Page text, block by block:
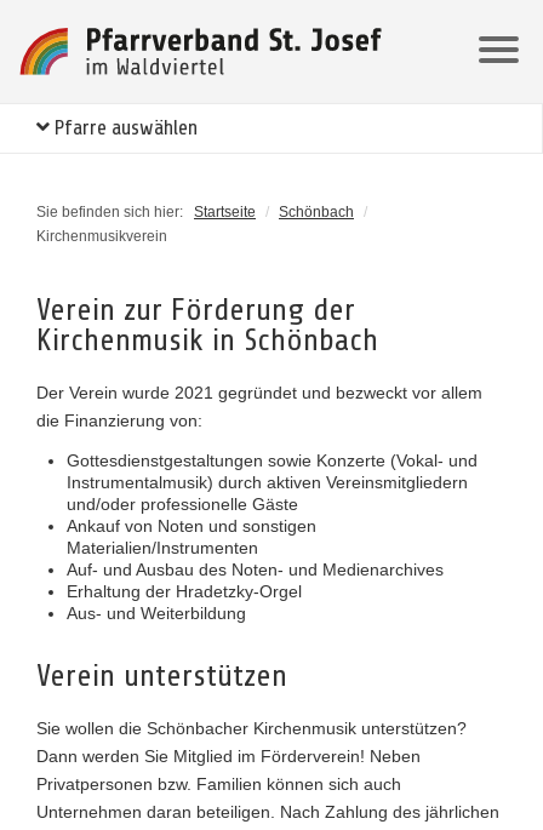
Pfarre auswählen
Sie befinden sich hier: Startseite / Schönbach
/
Kirchenmusikverein
Verein zur Förderung der
Kirchenmusik in Schönbach
Der Verein wurde 2021 gegründet und bezweckt vor allem
die Finanzierung von:
Gottesdienstgestaltungen sowie Konzerte (Vokal- und
Instrumentalmusik) durch aktiven Vereinsmitgliedern
und/oder professionelle Gäste
Ankauf von Noten und sonstigen
Materialien/Instrumenten
Auf- und Ausbau des Noten- und Medienarchives
Erhaltung der Hradetzky-Orgel
Aus- und Weiterbildung
Verein unterstützen
Sie wollen die Schönbacher Kirchenmusik unterstützen?
Dann werden Sie Mitglied im Förderverein! Neben
Privatpersonen bzw. Familien können sich auch
Unternehmen daran beteiligen. Nach Zahlung des jährlichen